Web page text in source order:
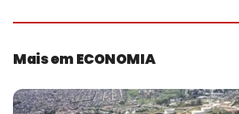
Mais em ECONOMIA